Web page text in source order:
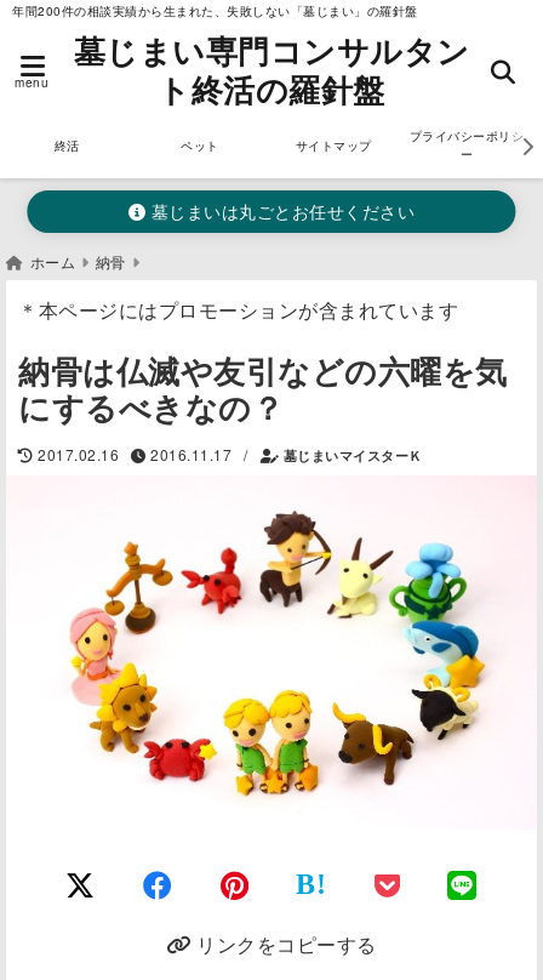
年間200件の相談実績から生まれた、失敗しない「墓じまい」の羅針盤
menu
墓じまい専門コンサルタン
ト終活の羅針盤
終活 ペット サイトマップ
プライバシーポリシ
ー
墓じまいは丸ごとお任せください
ホーム 納骨
＊本ページにはプロモーションが含まれています
納骨は仏滅や友引などの六曜を気
にするべきなの？
2017.02.16 2016.11.17 / 墓じまいマイスターＫ
B!
リンクをコピーする